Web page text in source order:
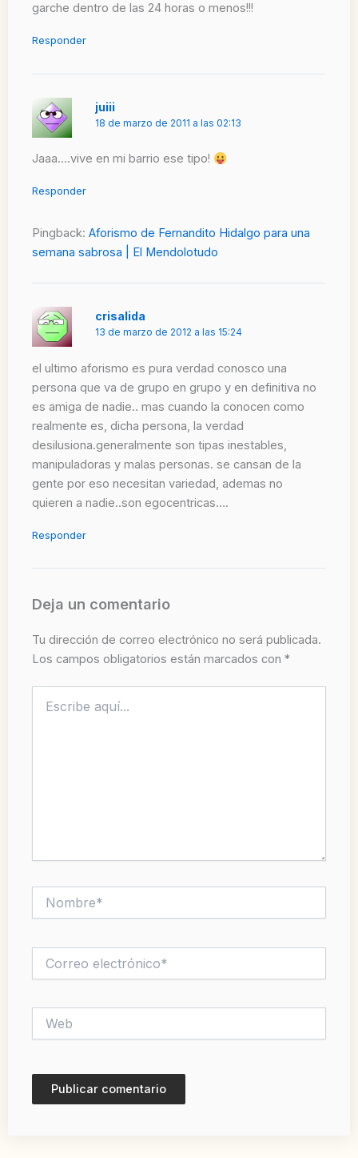
garche dentro de las 24 horas o menos!!!
Responder
juiii
18 de marzo de 2011 a las 02:13
Jaaa….vive en mi barrio ese tipo!
Responder
Pingback: Aforismo de Fernandito Hidalgo para una
semana sabrosa | El Mendolotudo
crisalida
13 de marzo de 2012 a las 15:24
el ultimo aforismo es pura verdad conosco una
persona que va de grupo en grupo y en definitiva no
es amiga de nadie.. mas cuando la conocen como
realmente es, dicha persona, la verdad
desilusiona.generalmente son tipas inestables,
manipuladoras y malas personas. se cansan de la
gente por eso necesitan variedad, ademas no
quieren a nadie..son egocentricas….
Responder
Deja un comentario
Tu dirección de correo electrónico no será publicada.
Los campos obligatorios están marcados con *
aquí...
electrónico*